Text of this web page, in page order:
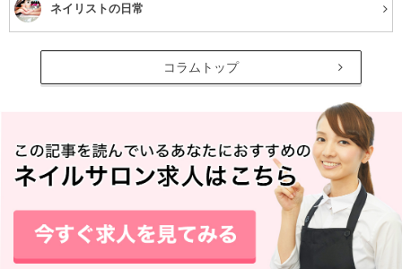
ネイリストの日常
コラムトップ